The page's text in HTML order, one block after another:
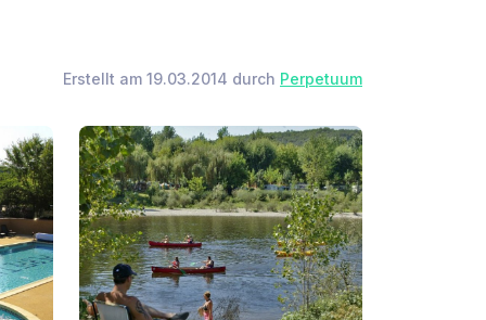
Erstellt am 19.03.2014 durch Perpetuum